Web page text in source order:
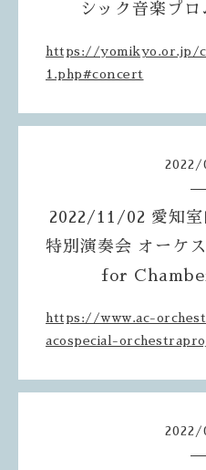
シック音楽プ
https://yomikyo.or.jp/
1.php#concert
2022 /
2022/11/02 愛知室
特別演奏会 オーケ
for
https://www.ac-
acospecial-
2022 /